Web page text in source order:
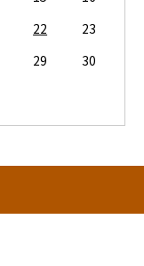
22
23
29
30